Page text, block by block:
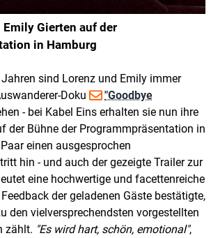
Gierten auf der
in Hamburg
sind Lorenz und Emily immer
Doku
"Goodbye
- bei Kabel Eins erhalten sie nun ihre
der Bühne der Programmpräsentation in
einen ausgesprochen
hin - und auch der gezeigte Trailer zur
eine hochwertige und facettenreiche
der geladenen Gäste bestätigte,
den vielversprechendsten vorgestellten
zählt. Es wird hart, schön, emotional ,